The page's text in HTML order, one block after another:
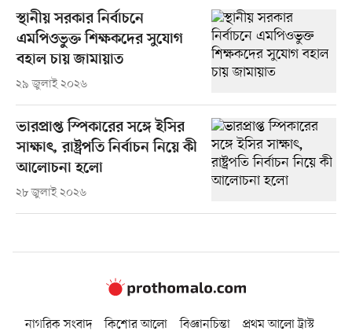
স্থানীয় সরকার নির্বাচনে
এমপিওভুক্ত শিক্ষকদের সুযোগ
বহাল চায় জামায়াত
২৯ জুলাই ২০২৬
ভারপ্রাপ্ত স্পিকারের সঙ্গে ইসির
সাক্ষাৎ, রাষ্ট্রপতি নির্বাচন নিয়ে কী
আলোচনা হলো
২৮ জুলাই ২০২৬
নাগরিক সংবাদ কিশোর আলো বিজ্ঞানচিন্তা
প্রথম আলো ট্রাস্ট